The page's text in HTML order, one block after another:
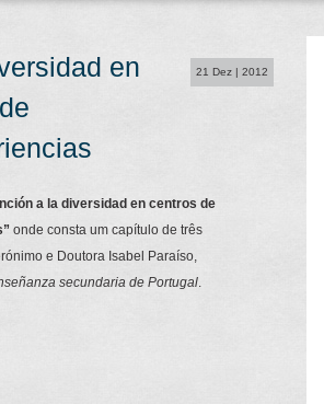
21 Dez | 2012
en
a la diversidad en centros de
onde consta um capítulo de três
e Doutora Isabel Paraíso,
secundaria de Portugal.